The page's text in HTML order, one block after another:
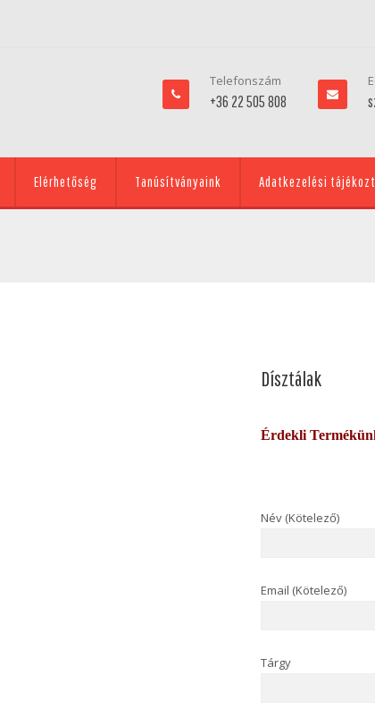
Telefonszám
+36 22 505 808
Elérhetőség Tanúsítványaink Adatkezelési
Dísztálak
Érdekli
Név (Kötelező)
Email (Kötelező)
Tárgy